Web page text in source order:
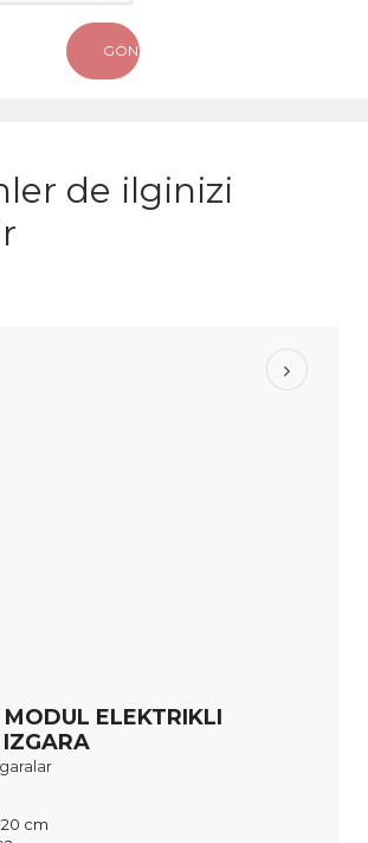
de ilginizi
MODUL ELEKTRIKLI
cm